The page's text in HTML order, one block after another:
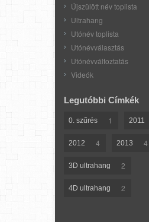
Újszülött név toplista
Ultrahang
Utónév toplista
Utónévválasztás
Utónévváltoztatás
Videók
Legutóbbi Címkék
0. szűrés 1 2011
2012 4 2013 4
3D ultrahang 2
4D ultrahang 2